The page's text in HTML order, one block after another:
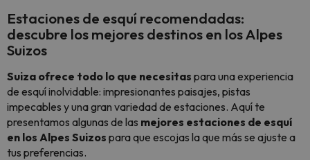
Estaciones de esquí recomendadas:
descubre los mejores destinos en los Alpes
Suizos
Suiza ofrece todo lo que necesitas para una experiencia
de esquí inolvidable: impresionantes paisajes, pistas
impecables y una gran variedad de estaciones. Aquí te
presentamos algunas de las mejores estaciones de esquí
en los Alpes Suizos para que escojas la que más se ajuste a
tus preferencias.